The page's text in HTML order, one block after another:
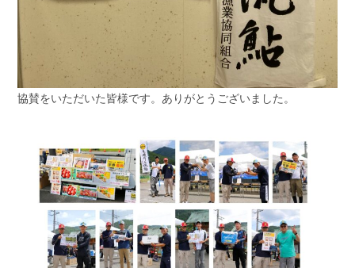
協賛をいただいた皆様です。ありがとうございました。